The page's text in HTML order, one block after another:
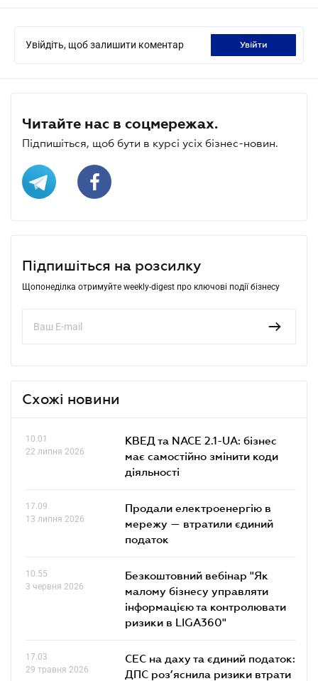
Увійдіть, щоб залишити коментар увійти
Читайте нас в соцмережах.
Підпишіться, щоб бути в курсі усіх бізнес-новин.
Підпишіться на розсилку
Щопонеділка отримуйте weekly-digest про ключові події бізнесу
Схожі новини
10.01
22 липня 2026
КВЕД та NACE 2.1-UA: бізнес
має самостійно змінити коди
діяльності
17.09
13 липня 2026
Продали електроенергію в
мережу — втратили єдиний
податок
10.55
3 червня 2026
Безкоштовний вебінар "Як
малому бізнесу управляти
інформацією та контролювати
ризики в LIGA360"
17.03
29 травня 2026
СЕС на даху та єдиний податок:
ДПС роз’яснила ризики втрати